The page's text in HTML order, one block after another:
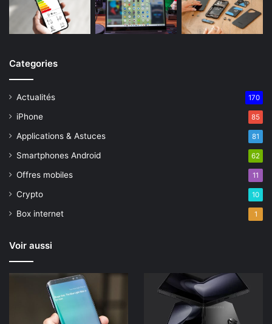
Categories
Actualités 170
iPhone 85
Applications & Astuces 81
Smartphones Android 62
Offres mobiles 11
Crypto 10
Box internet 1
Voir aussi